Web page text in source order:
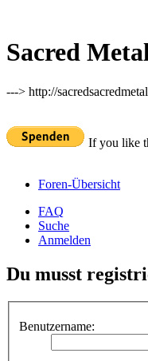
Sacred
---> http://
If you like
Foren-Übersicht
FAQ
Suche
Anmelden
Du musst
Benutzername: